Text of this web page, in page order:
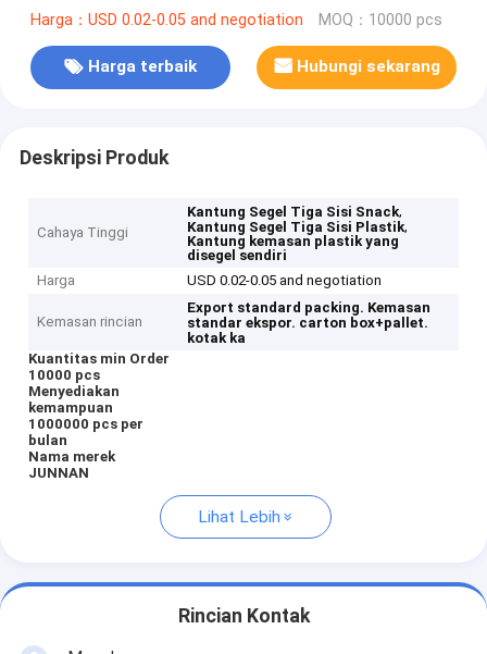
Harga：USD 0.02-0.05 and negotiation MOQ：10000 pcs
Harga terbaik Hubungi sekarang
Deskripsi Produk
Cahaya Tinggi
Kantung Segel Tiga Sisi Snack,
Kantung Segel Tiga Sisi Plastik,
Kantung kemasan plastik yang
disegel sendiri
Harga
USD 0.02-0.05 and negotiation
Kemasan rincian
Export standard packing. Kemasan
standar ekspor. carton box+pallet.
kotak ka
Kuantitas min Order
10000 pcs
Menyediakan
kemampuan
1000000 pcs per
bulan
Nama merek
JUNNAN
Lihat Lebih
Rincian Kontak